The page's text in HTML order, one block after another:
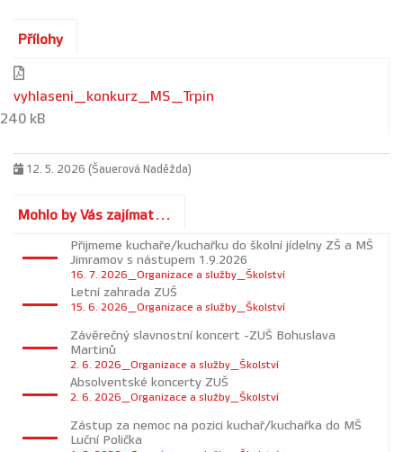
Přílohy
vyhlaseni_konkurz_MS_Trpin
240 kB
12. 5. 2026 (Šauerová Naděžda)
Mohlo by Vás zajímat...
Přijmeme kuchaře/kuchařku do školní jídelny ZŠ a MŠ
Jimramov s nástupem 1.9.2026
16. 7. 2026_Organizace a služby_Školství
Letní zahrada ZUŠ
15. 6. 2026_Organizace a služby_Školství
Závěrečný slavnostní koncert -ZUŠ Bohuslava
Martinů
2. 6. 2026_Organizace a služby_Školství
Absolventské koncerty ZUŠ
2. 6. 2026_Organizace a služby_Školství
Zástup za nemoc na pozici kuchař/kuchařka do MŠ
Luční Polička